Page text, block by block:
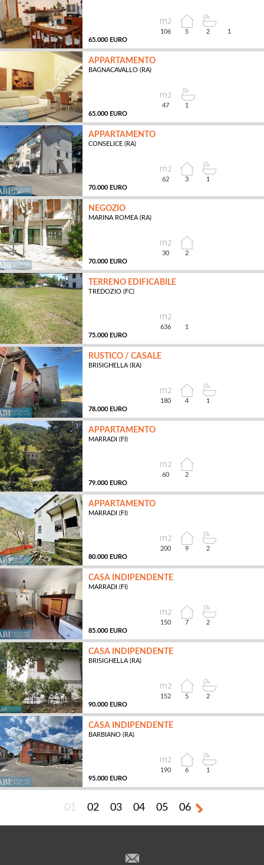
65.000 EURO
106 5 2 1
APPARTAMENTO
BAGNACAVALLO (RA)
65.000 EURO
47 1
APPARTAMENTO
CONSELICE (RA)
70.000 EURO
62 3 1
NEGOZIO
MARINA ROMEA (RA)
70.000 EURO
30 2
TERRENO EDIFICABILE
TREDOZIO (FC)
75.000 EURO
636 1
RUSTICO / CASALE
BRISIGHELLA (RA)
78.000 EURO
180 4 1
APPARTAMENTO
MARRADI (FI)
79.000 EURO
60 2
APPARTAMENTO
MARRADI (FI)
80.000 EURO
200 9 2
CASA INDIPENDENTE
MARRADI (FI)
85.000 EURO
150 7 2
CASA INDIPENDENTE
BRISIGHELLA (RA)
90.000 EURO
152 5 2
CASA INDIPENDENTE
BARBIANO (RA)
95.000 EURO
190 6 1
01 02 03 04 05 06